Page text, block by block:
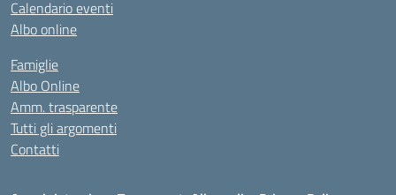
Calendario eventi
Albo online
Famiglie
Albo Online
Amm. trasparente
Tutti gli argomenti
Contatti